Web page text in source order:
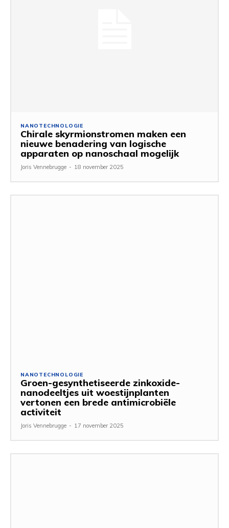
NANOTECHNOLOGIE
Chirale skyrmionstromen maken een
nieuwe benadering van logische
apparaten op nanoschaal mogelijk
Joris Vennebrugge - 18 november 2025
NANOTECHNOLOGIE
Groen-gesynthetiseerde zinkoxide-
nanodeeltjes uit woestijnplanten
vertonen een brede antimicrobiële
activiteit
Joris Vennebrugge - 17 november 2025